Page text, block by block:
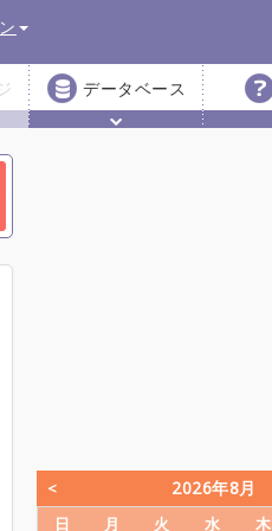
データベース
2026年8月
日 月 火 水 木